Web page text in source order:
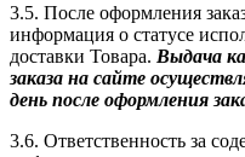
3.5. После оформления
информация о статусе
доставки Товара. Выдача
заказа на сайте
день после оформления
3.6. Ответственность за